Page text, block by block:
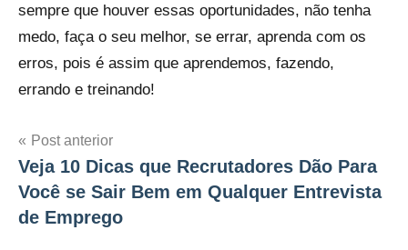
sempre que houver essas oportunidades, não tenha
medo, faça o seu melhor, se errar, aprenda com os
erros, pois é assim que aprendemos, fazendo,
errando e treinando!
Navegação
de
Post
Post anterior
Veja 10 Dicas que Recrutadores Dão Para
Você se Sair Bem em Qualquer Entrevista
de Emprego